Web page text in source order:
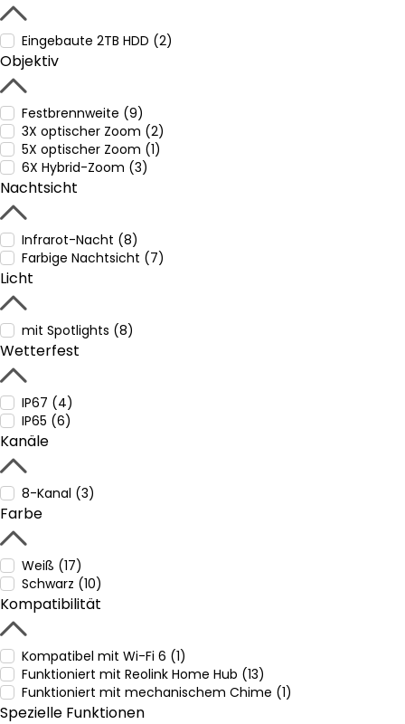
Eingebaute 2TB HDD (2)
Objektiv
Festbrennweite (9)
3X optischer Zoom (2)
5X optischer Zoom (1)
6X Hybrid-Zoom (3)
Nachtsicht
Infrarot-Nacht (8)
Farbige Nachtsicht (7)
Licht
mit Spotlights (8)
Wetterfest
IP67 (4)
IP65 (6)
Kanäle
8-Kanal (3)
Farbe
Weiß (17)
Schwarz (10)
Kompatibilität
Kompatibel mit Wi-Fi 6 (1)
Funktioniert mit Reolink Home Hub (13)
Funktioniert mit mechanischem Chime (1)
Spezielle Funktionen